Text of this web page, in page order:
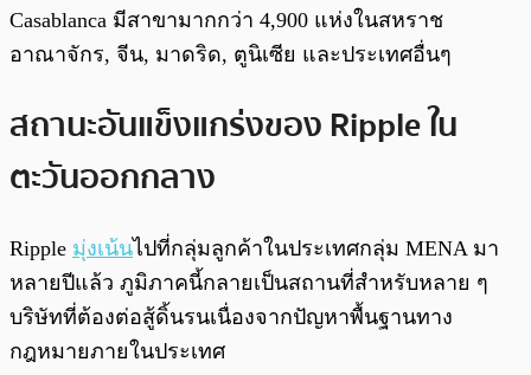
Casablanca มีสาขามากกว่า 4,900 แห่งในสหราช
อาณาจักร, จีน, มาดริด, ตูนิเซีย และประเทศอื่นๆ
สถานะอันแข็งแกร่งของ Ripple ใน
ตะวันออกกลาง
Ripple มุ่งเน้นไปที่กลุ่มลูกค้าในประเทศกลุ่ม MENA มา
หลายปีแล้ว ภูมิภาคนี้กลายเป็นสถานที่สำหรับหลาย ๆ
บริษัทที่ต้องต่อสู้ดิ้นรนเนื่องจากปัญหาพื้นฐานทาง
กฎหมายภายในประเทศ